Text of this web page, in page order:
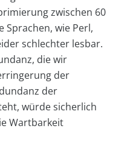
zwischen 60
Sprachen, wie Perl,
schlechter lesbar.
die wir
der
der
würde sicherlich
Wartbarkeit